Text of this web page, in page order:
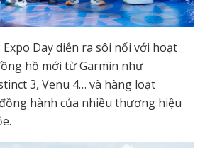
Day diễn ra sôi nổi với hoạt
hồ mới từ Garmin như
3, Venu 4… và hàng loạt
hành của nhiều thương hiệu